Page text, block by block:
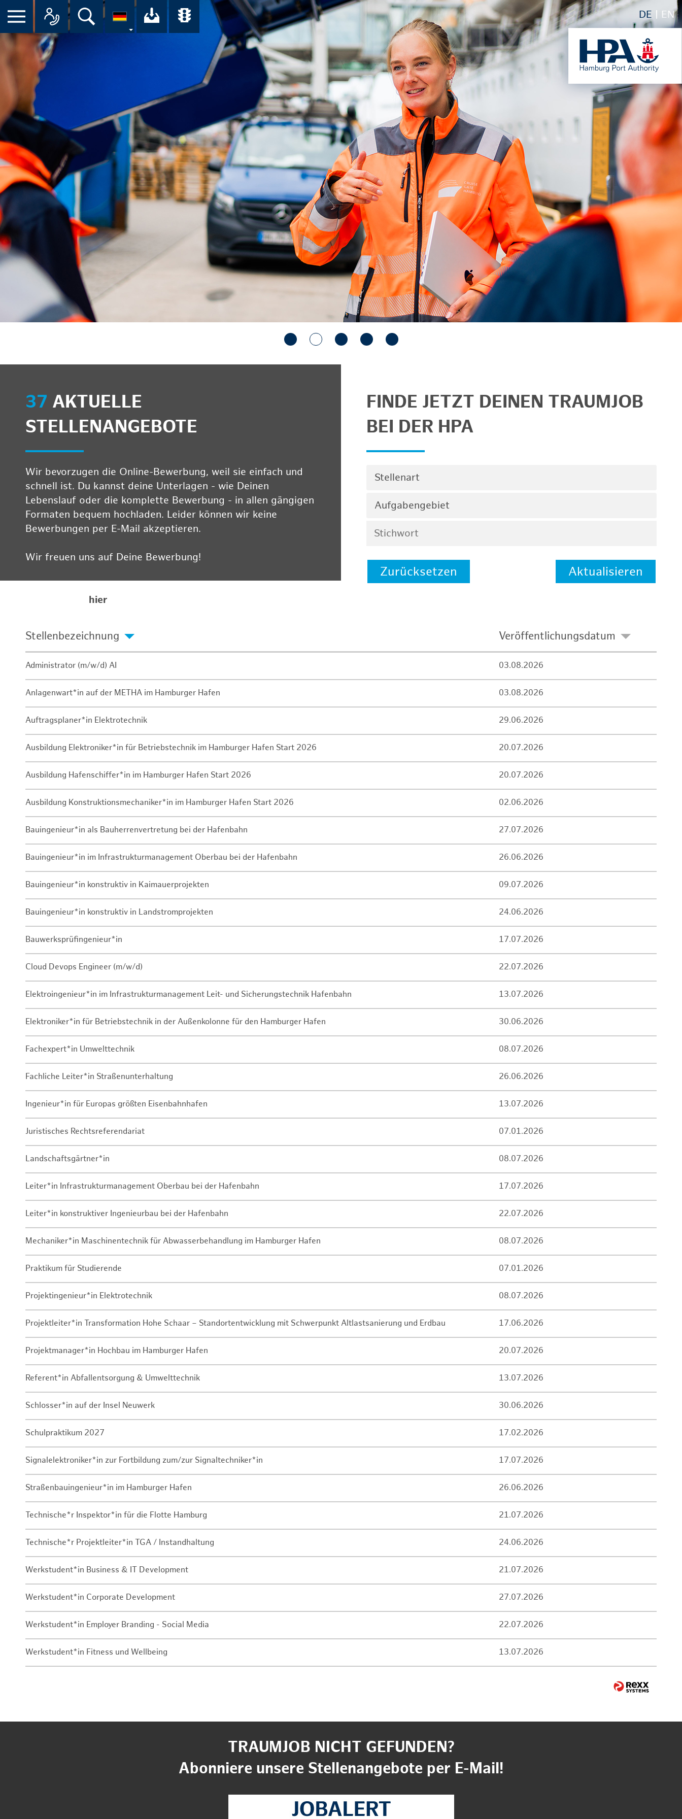
DE EN
Suche Ihr Download-Center der HPA
Übersicht aller Verkehrsmeldungen im Hafen am
37 AKTUELLE
STELLENANGEBOTE
Wir bevorzugen die Online-Bewerbung, weil sie einfach und
schnell ist. Du kannst deine Unterlagen - wie Deinen
Lebenslauf oder die komplette Bewerbung - in allen gängigen
Formaten bequem hochladen. Leider können wir keine
Bewerbungen per E-Mail akzeptieren.
Wir freuen uns auf Deine Bewerbung!
hier
FINDE JETZT DEINEN TRAUMJOB
BEI DER HPA
Stellenart
Aufgabengebiet
Zurücksetzen Aktualisieren
Stellenbezeichnung Veröffentlichungsdatum
Administrator (m/w/d) AI 03.08.2026
Anlagenwart*in auf der METHA im Hamburger Hafen 03.08.2026
Auftragsplaner*in Elektrotechnik 29.06.2026
Ausbildung Elektroniker*in für Betriebstechnik im Hamburger Hafen Start 2026 20.07.2026
Ausbildung Hafenschiffer*in im Hamburger Hafen Start 2026 20.07.2026
Ausbildung Konstruktionsmechaniker*in im Hamburger Hafen Start 2026 02.06.2026
Bauingenieur*in als Bauherrenvertretung bei der Hafenbahn 27.07.2026
Bauingenieur*in im Infrastrukturmanagement Oberbau bei der Hafenbahn 26.06.2026
Bauingenieur*in konstruktiv in Kaimauerprojekten 09.07.2026
Bauingenieur*in konstruktiv in Landstromprojekten 24.06.2026
Bauwerksprüfingenieur*in 17.07.2026
Cloud Devops Engineer (m/w/d) 22.07.2026
Elektroingenieur*in im Infrastrukturmanagement Leit- und Sicherungstechnik Hafenbahn 13.07.2026
Elektroniker*in für Betriebstechnik in der Außenkolonne für den Hamburger Hafen 30.06.2026
Fachexpert*in Umwelttechnik 08.07.2026
Fachliche Leiter*in Straßenunterhaltung 26.06.2026
Ingenieur*in für Europas größten Eisenbahnhafen 13.07.2026
Juristisches Rechtsreferendariat 07.01.2026
Landschaftsgärtner*in 08.07.2026
Leiter*in Infrastrukturmanagement Oberbau bei der Hafenbahn 17.07.2026
Leiter*in konstruktiver Ingenieurbau bei der Hafenbahn 22.07.2026
Mechaniker*in Maschinentechnik für Abwasserbehandlung im Hamburger Hafen 08.07.2026
Praktikum für Studierende 07.01.2026
Projektingenieur*in Elektrotechnik 08.07.2026
Projektleiter*in Transformation Hohe Schaar – Standortentwicklung mit Schwerpunkt Altlastsanierung und Erdbau 17.06.2026
Projektmanager*in Hochbau im Hamburger Hafen 20.07.2026
Referent*in Abfallentsorgung & Umwelttechnik 13.07.2026
Schlosser*in auf der Insel Neuwerk 30.06.2026
Schulpraktikum 2027 17.02.2026
Signalelektroniker*in zur Fortbildung zum/zur Signaltechniker*in 17.07.2026
Straßenbauingenieur*in im Hamburger Hafen 26.06.2026
Technische*r Inspektor*in für die Flotte Hamburg 21.07.2026
Technische*r Projektleiter*in TGA / Instandhaltung 24.06.2026
Werkstudent*in Business & IT Development 21.07.2026
Werkstudent*in Corporate Development 27.07.2026
Werkstudent*in Employer Branding - Social Media 22.07.2026
Werkstudent*in Fitness und Wellbeing 13.07.2026
TRAUMJOB NICHT GEFUNDEN?
Abonniere unsere Stellenangebote per E-Mail!